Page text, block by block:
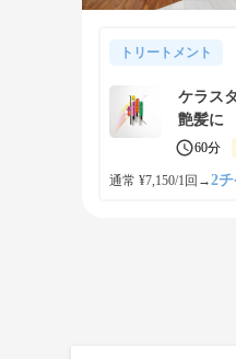
トリートメント
ケラス
艶髪に
60分
通常 ¥7,150/1回 →2